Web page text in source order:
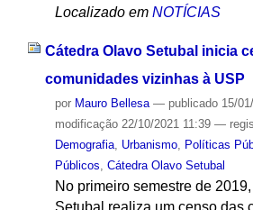
Localizado em NOTÍCIAS
Cátedra Olavo Setubal inicia
comunidades vizinhas à USP
por Mauro Bellesa — publicado15/
modificação22/10/2021 11:39 —
Demografia, Urbanismo, Políticas
Públicos Cátedra Olavo Setubal
No primeiro semestre de
Setubal realiza um censo das